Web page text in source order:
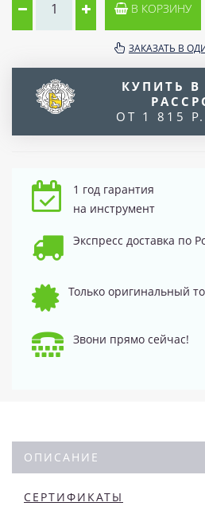
В КОРЗИНУ
ЗАКАЗАТЬ В
КУПИТЬ В
ОТ 1 815
1 год гарантия
на инструмент
Экспресс доставка по
Только оригинальный
Звони прямо сейчас!
ОПИСАНИЕ
СЕРТИФИКАТЫ